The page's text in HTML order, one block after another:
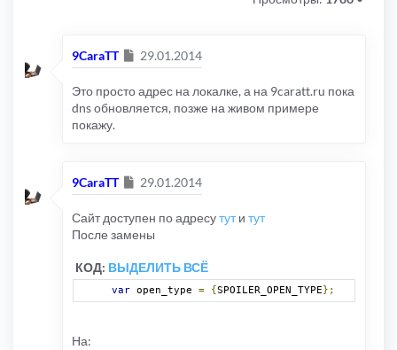
9CaraTT Сообщение
29.01.2014
Это просто адрес на локалке, а на 9caratt.ru пока
dns обновляется, позже на живом примере
покажу.
9CaraTT Сообщение
29.01.2014
Сайт доступен по адресутути тут
После замены
КОД: ВЫДЕЛИТЬ ВСЁ
var open_type = { SPOILER_OPEN_TYPE };
На: